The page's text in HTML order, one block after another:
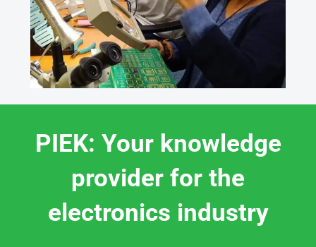
PIEK: Your knowledge
provider for the
electronics industry